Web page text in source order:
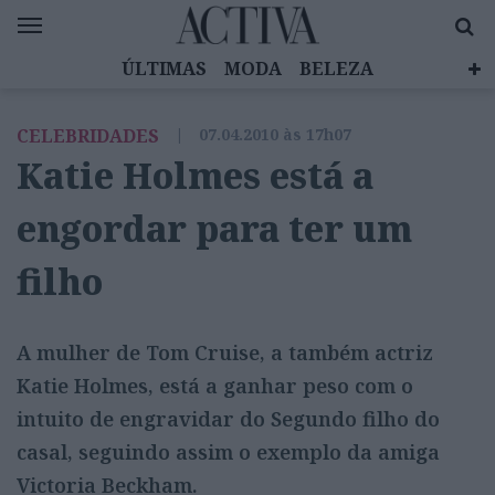
ÚLTIMAS MODA
BELEZA
EMOÇÕES
MULHERES INSPIRADORAS
DIZ QUEM SABE
ACTIVA BRAND STUDIO
CELEBRIDADES | 07.04.2010 às 17h07
Katie Holmes está a
engordar para ter um
filho
A mulher de Tom Cruise, a também actriz
Katie Holmes, está a ganhar peso com o
intuito de engravidar do Segundo filho do
casal, seguindo assim o exemplo da amiga
Victoria Beckham.